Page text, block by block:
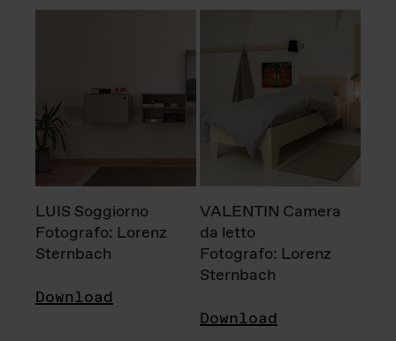
LUIS Soggiorno
Fotografo: Lorenz
Sternbach
Download
VALENTIN Camera
da letto
Fotografo: Lorenz
Sternbach
Download